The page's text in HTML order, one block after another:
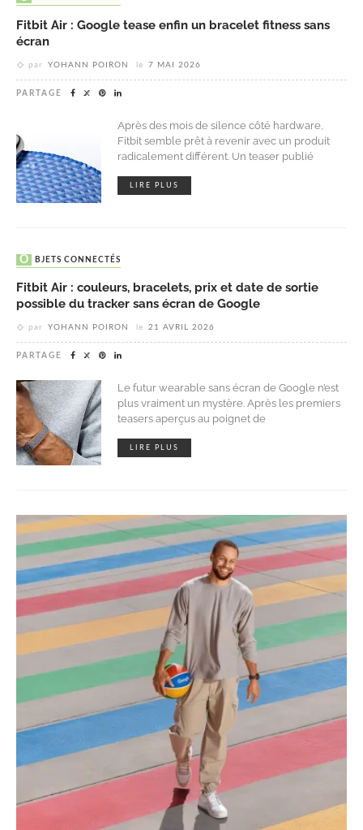
Fitbit Air : Google tease enfin un bracelet fitness sans
écran
par YOHANN POIRON le 7 MAI 2026
PARTAGE
Après des mois de silence côté hardware,
Fitbit semble prêt à revenir avec un produit
radicalement différent. Un teaser publié
LIRE PLUS
OBJETS CONNECTÉS
Fitbit Air : couleurs, bracelets, prix et date de sortie
possible du tracker sans écran de Google
par YOHANN POIRON le 21 AVRIL 2026
PARTAGE
Le futur wearable sans écran de Google n’est
plus vraiment un mystère. Après les premiers
teasers aperçus au poignet de
LIRE PLUS